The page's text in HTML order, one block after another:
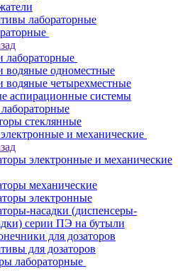
лабораторные
лабораторные
водяные одноместные
водяные четырехместные
аспирационные системы
стеклянные
и механические
электронные и механические
механические
электронные
насадки (диспенсеры-
серии ПЭ на бутыли
для дозаторов
для дозаторов
лабораторные